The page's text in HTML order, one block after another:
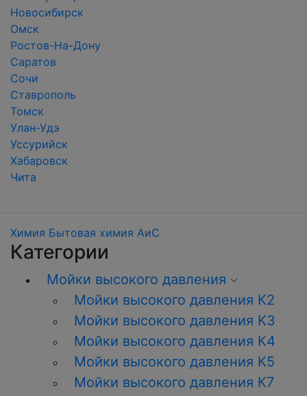
Новосибирск
Омск
Ростов-На-Дону
Саратов
Сочи
Ставрополь
Томск
Улан-Удэ
Уссурийск
Хабаровск
Чита
Химия Бытовая химия АиС
Категории
Мойки высокого давления
Мойки высокого давления К2
Мойки высокого давления K3
Мойки высокого давления К4
Мойки высокого давления К5
Мойки высокого давления К7